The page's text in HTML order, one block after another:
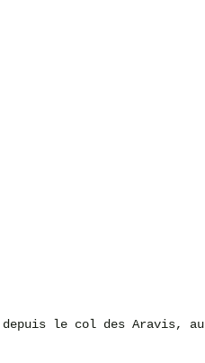
depuis le col des Aravis,